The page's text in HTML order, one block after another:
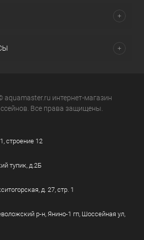
aquamaster.ru интернет-магазин
Все права защищены.
строение 12
тупик, д.2Б
д. 27, стр. 1
р-н, Янино-1 гп, Шоссейная ул,